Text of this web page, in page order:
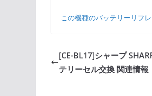
この機種のバッテリーリフ
[CE-BL17]シャープ
テリーセル交換 関連情報